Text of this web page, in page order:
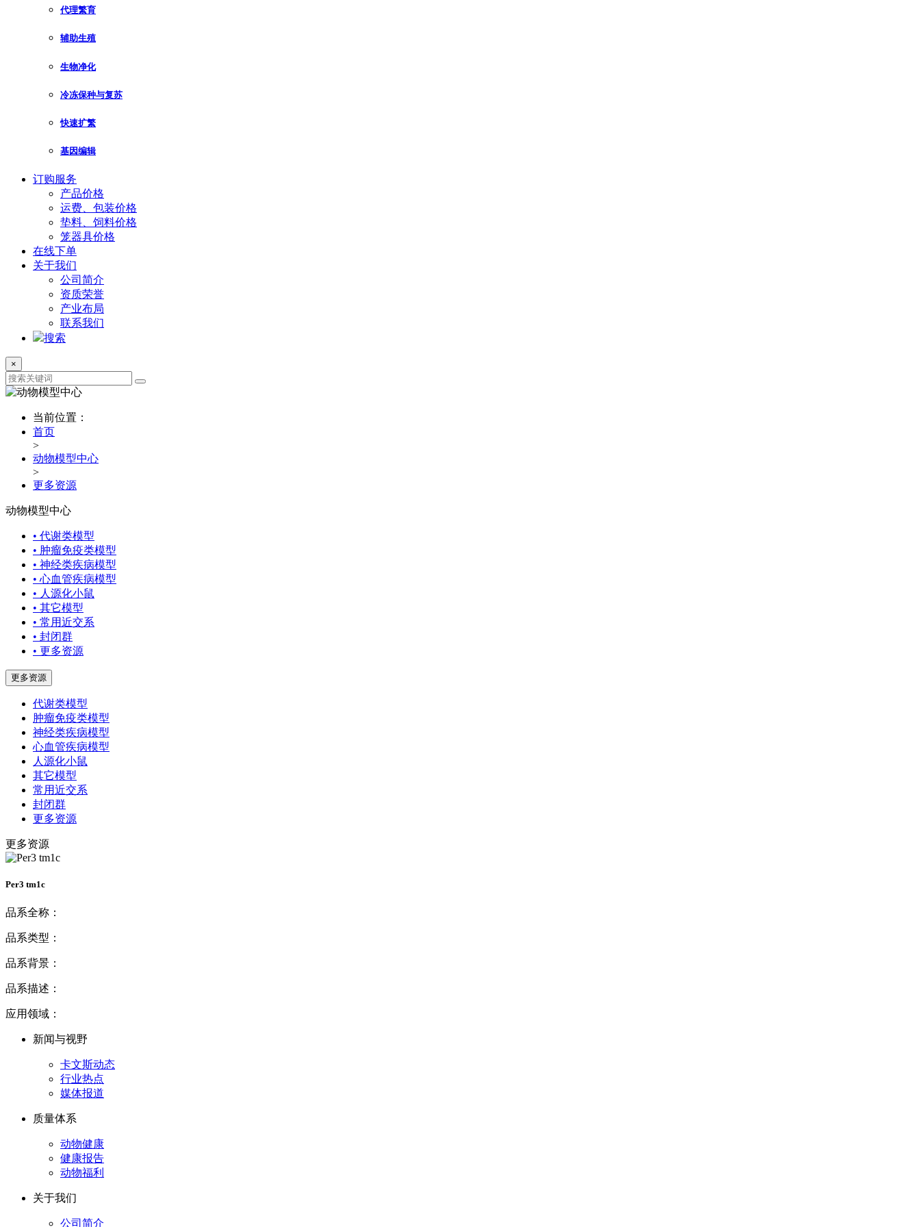
代理繁育
辅助生殖
生物净化
冷冻保种与复苏
快速扩繁
基因编辑
订购服务
产品价格
运费、包装价格
垫料、饲料价格
笼器具价格
在线下单
关于我们
公司简介
资质荣誉
产业布局
联系我们
搜索
×
当前位置：
首页
>
动物模型中心
>
更多资源
动物模型中心
• 代谢类模型
• 肿瘤免疫类模型
• 神经类疾病模型
• 心血管疾病模型
• 人源化小鼠
• 其它模型
• 常用近交系
• 封闭群
• 更多资源
更多资源
代谢类模型
肿瘤免疫类模型
神经类疾病模型
心血管疾病模型
人源化小鼠
其它模型
常用近交系
封闭群
更多资源
更多资源
Per3 tm1c
品系全称：
品系类型：
品系背景：
品系描述：
应用领域：
新闻与视野
卡文斯动态
行业热点
媒体报道
质量体系
动物健康
健康报告
动物福利
关于我们
公司简介